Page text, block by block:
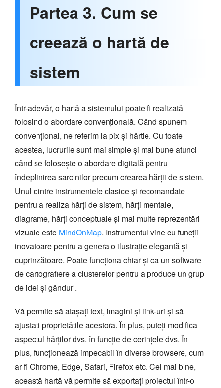
Partea 3. Cum se
creează o hartă de
sistem
Într-adevăr, o hartă a sistemului poate fi realizată
folosind o abordare convențională. Când spunem
convențional, ne referim la pix și hârtie. Cu toate
acestea, lucrurile sunt mai simple și mai bune atunci
când se folosește o abordare digitală pentru
îndeplinirea sarcinilor precum crearea hărții de sistem.
Unul dintre instrumentele clasice și recomandate
pentru a realiza hărți de sistem, hărți mentale,
diagrame, hărți conceptuale și mai multe reprezentări
vizuale este MindOnMap. Instrumentul vine cu funcții
inovatoare pentru a genera o ilustrație elegantă și
cuprinzătoare. Poate funcționa chiar și ca un software
de cartografiere a clusterelor pentru a produce un grup
de idei și gânduri.
Vă permite să atașați text, imagini și link-uri și să
ajustați proprietățile acestora. În plus, puteți modifica
aspectul hărților dvs. în funcție de cerințele dvs. În
plus, funcționează impecabil în diverse browsere, cum
ar fi Chrome, Edge, Safari, Firefox etc. Cel mai bine,
această hartă vă permite să exportați proiectul într-o